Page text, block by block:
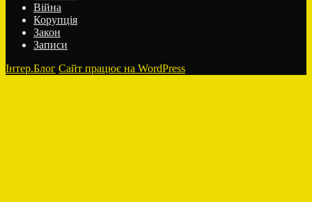
пухлину…
компресами
з
капусти
Війна
Корупція
Закон
Записи
Інтер.Блог Сайт працює на WordPress